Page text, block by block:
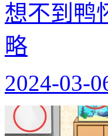
想不到鸭
略
2024-03-